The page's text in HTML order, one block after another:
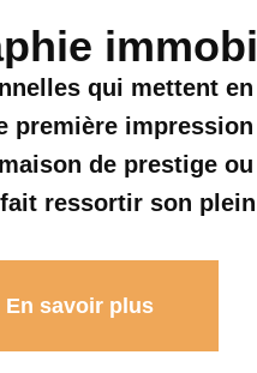
qui mettent
première
de prestige
ressortir son
En savoir plus